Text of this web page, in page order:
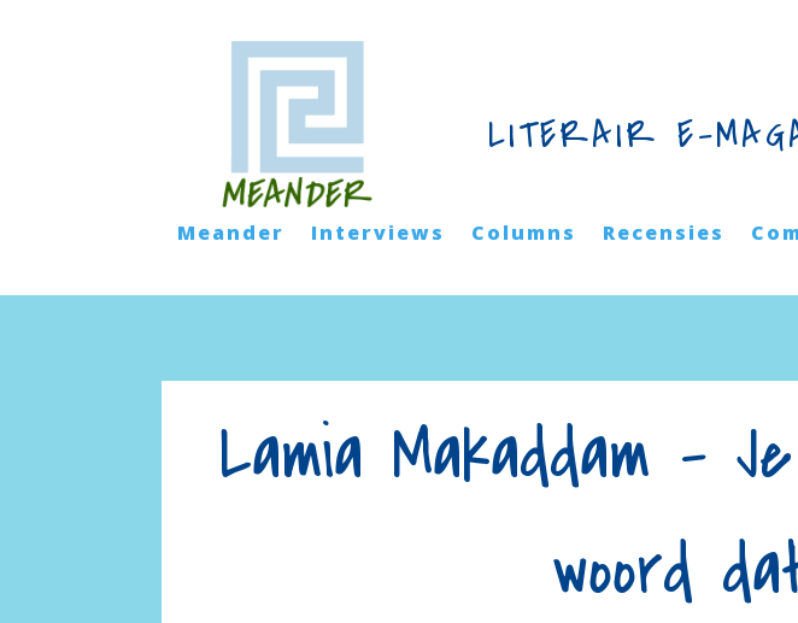
LITERAIR E-
Meander Interviews Columns Recensies
Lamia Makaddam –
woord